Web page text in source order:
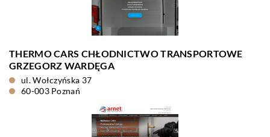
THERMO CARS CHŁODNICTWO TRANSPORTOWE
GRZEGORZ WARDĘGA
ul. Wołczyńska 37
60-003 Poznań